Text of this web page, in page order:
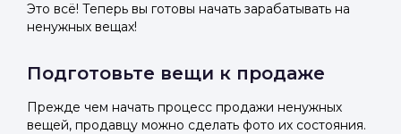
Это всё! Теперь вы готовы начать зарабатывать на
ненужных вещах!
Подготовьте вещи к продаже
Прежде чем начать процесс продажи ненужных
вещей, продавцу можно сделать фото их состояния.